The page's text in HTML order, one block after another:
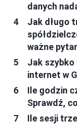
danych
Jak długo
ważne
Jak szybko
internet w
Ile godzin
Sprawdź,
Ile sesji